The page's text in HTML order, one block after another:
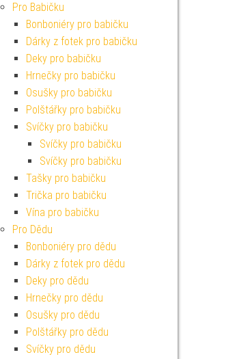
Pro Babičku
Bonboniéry pro babičku
Dárky z fotek pro babičku
Deky pro babičku
Hrnečky pro babičku
Osušky pro babičku
Polštářky pro babičku
Svíčky pro babičku
Svíčky pro babičku
Svíčky pro babičku
Tašky pro babičku
Trička pro babičku
Vína pro babičku
Pro Dědu
Bonboniéry pro dědu
Dárky z fotek pro dědu
Deky pro dědu
Hrnečky pro dědu
Osušky pro dědu
Polštářky pro dědu
Svíčky pro dědu